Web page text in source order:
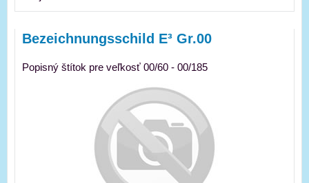
Bezeichnungsschild E³ Gr.00
Popisný štítok pre veľkosť 00/60 - 00/185